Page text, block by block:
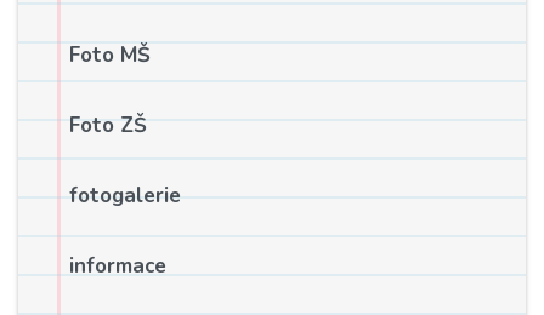
Foto MŠ
Foto ZŠ
fotogalerie
informace